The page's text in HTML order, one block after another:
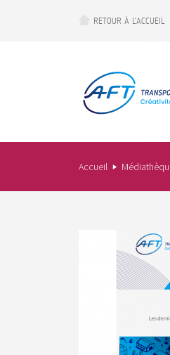
RETOUR À L’ACCUEIL
Accueil